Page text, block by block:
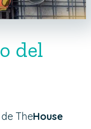
del
TheHouse